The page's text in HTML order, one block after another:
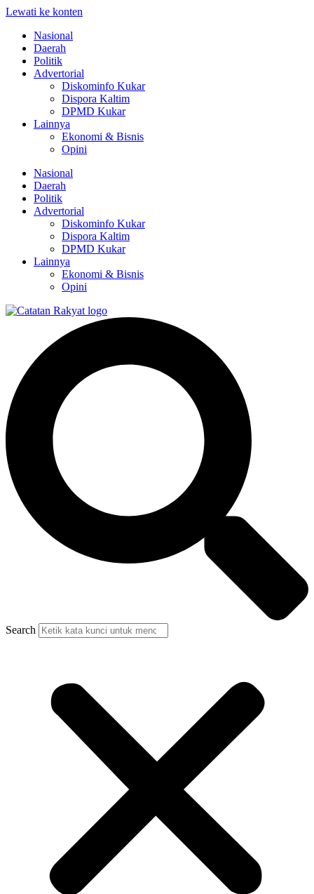
Lewati ke konten
Nasional
Daerah
Politik
Advertorial
Diskominfo Kukar
Dispora Kaltim
DPMD Kukar
Lainnya
Ekonomi & Bisnis
Opini
Nasional
Daerah
Politik
Advertorial
Diskominfo Kukar
Dispora Kaltim
DPMD Kukar
Lainnya
Ekonomi & Bisnis
Opini
Search